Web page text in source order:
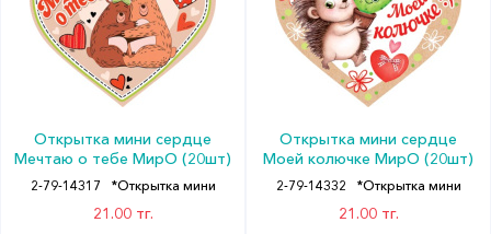
Открытка мини сердце
Мечтаю о тебе МирО (20шт)
2-79-14317 *Открытка мини
21.00 тг.
Открытка мини сердце
Моей колючке МирО (20шт)
2-79-14332 *Открытка мини
21.00 тг.